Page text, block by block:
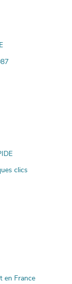
clics
en France